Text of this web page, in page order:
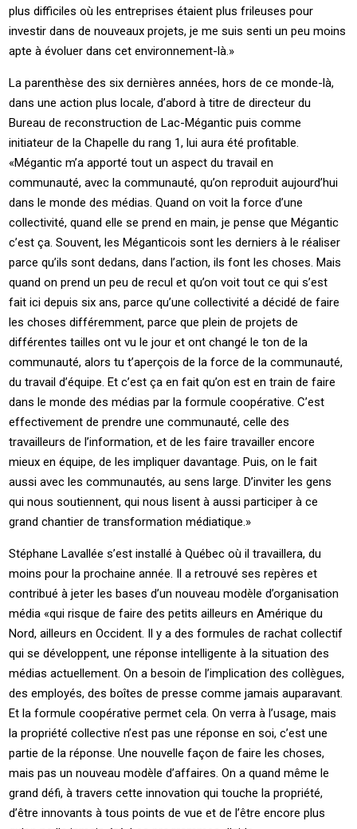
plus difficiles où les entreprises étaient plus frileuses pour
investir dans de nouveaux projets, je me suis senti un peu moins
apte à évoluer dans cet environnement-là.»
La parenthèse des six dernières années, hors de ce monde-là,
dans une action plus locale, d’abord à titre de directeur du
Bureau de reconstruction de Lac-Mégantic puis comme
initiateur de la Chapelle du rang 1, lui aura été profitable.
«Mégantic m’a apporté tout un aspect du travail en
communauté, avec la communauté, qu’on reproduit aujourd’hui
dans le monde des médias. Quand on voit la force d’une
collectivité, quand elle se prend en main, je pense que Mégantic
c’est ça. Souvent, les Méganticois sont les derniers à le réaliser
parce qu’ils sont dedans, dans l’action, ils font les choses. Mais
quand on prend un peu de recul et qu’on voit tout ce qui s’est
fait ici depuis six ans, parce qu’une collectivité a décidé de faire
les choses différemment, parce que plein de projets de
différentes tailles ont vu le jour et ont changé le ton de la
communauté, alors tu t’aperçois de la force de la communauté,
du travail d’équipe. Et c’est ça en fait qu’on est en train de faire
dans le monde des médias par la formule coopérative. C’est
effectivement de prendre une communauté, celle des
travailleurs de l’information, et de les faire travailler encore
mieux en équipe, de les impliquer davantage. Puis, on le fait
aussi avec les communautés, au sens large. D’inviter les gens
qui nous soutiennent, qui nous lisent à aussi participer à ce
grand chantier de transformation médiatique.»
Stéphane Lavallée s’est installé à Québec où il travaillera, du
moins pour la prochaine année. Il a retrouvé ses repères et
contribué à jeter les bases d’un nouveau modèle d’organisation
média «qui risque de faire des petits ailleurs en Amérique du
Nord, ailleurs en Occident. Il y a des formules de rachat collectif
qui se développent, une réponse intelligente à la situation des
médias actuellement. On a besoin de l’implication des collègues,
des employés, des boîtes de presse comme jamais auparavant.
Et la formule coopérative permet cela. On verra à l’usage, mais
la propriété collective n’est pas une réponse en soi, c’est une
partie de la réponse. Une nouvelle façon de faire les choses,
mais pas un nouveau modèle d’affaires. On a quand même le
grand défi, à travers cette innovation qui touche la propriété,
d’être innovants à tous points de vue et de l’être encore plus